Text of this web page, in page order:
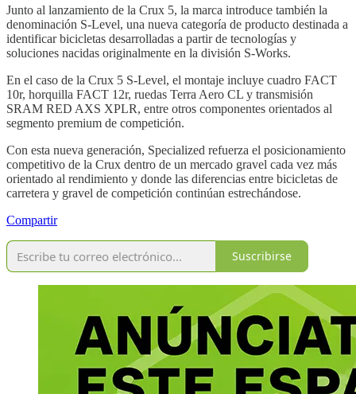
Junto al lanzamiento de la Crux 5, la marca introduce también la
denominación S-Level, una nueva categoría de producto destinada a
identificar bicicletas desarrolladas a partir de tecnologías y
soluciones nacidas originalmente en la división S-Works.
En el caso de la Crux 5 S-Level, el montaje incluye cuadro FACT
10r, horquilla FACT 12r, ruedas Terra Aero CL y transmisión
SRAM RED AXS XPLR, entre otros componentes orientados al
segmento premium de competición.
Con esta nueva generación, Specialized refuerza el posicionamiento
competitivo de la Crux dentro de un mercado gravel cada vez más
orientado al rendimiento y donde las diferencias entre bicicletas de
carretera y gravel de competición continúan estrechándose.
Compartir
Suscribirse